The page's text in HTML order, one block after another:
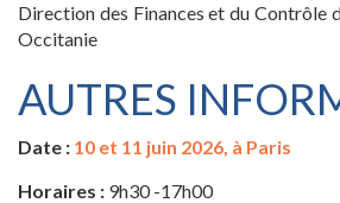
Direction des Finances et du Contrôle
Occitanie
AUTRES
Date : 10 et 11 juin 2026, à Paris
Horaires : 9h30 -17h00